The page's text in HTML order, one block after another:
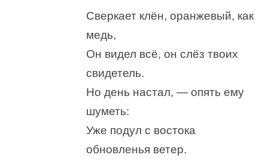
Сверкает клён, оранжевый, как
медь,
Он видел всё, он слёз твоих
свидетель.
Но день настал, — опять ему
шуметь:
Уже подул с востока
обновленья ветер.